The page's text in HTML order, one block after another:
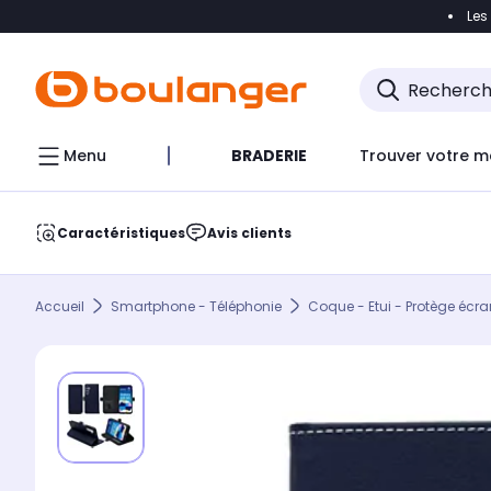
Accéder
Menu BRADERIE Trouver votre
Caractéristiques Avis clients
Accueil Smartphone - Téléphonie Coque - Etui - Protège